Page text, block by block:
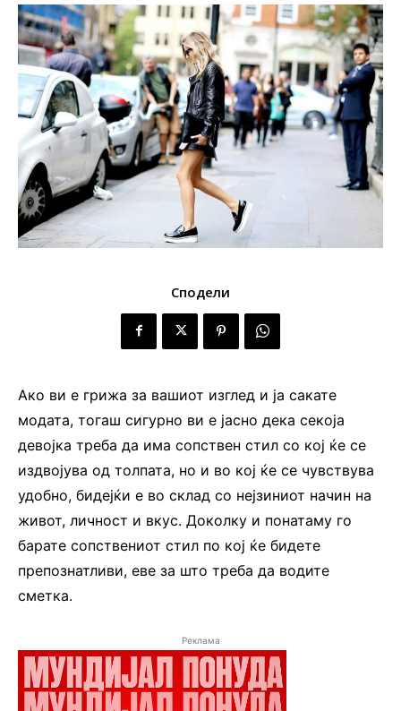
Сподели
Ако ви е грижа за вашиот изглед и ја сакате
модата, тогаш сигурно ви е јасно дека секоја
девојка треба да има сопствен стил со кој ќе се
издвојува од толпата, но и во кој ќе се чувствува
удобно, бидејќи е во склад со нејзиниот начин на
живот, личност и вкус. Доколку и понатаму го
барате сопствениот стил по кој ќе бидете
препознатливи, еве за што треба да водите
сметка.
Реклама